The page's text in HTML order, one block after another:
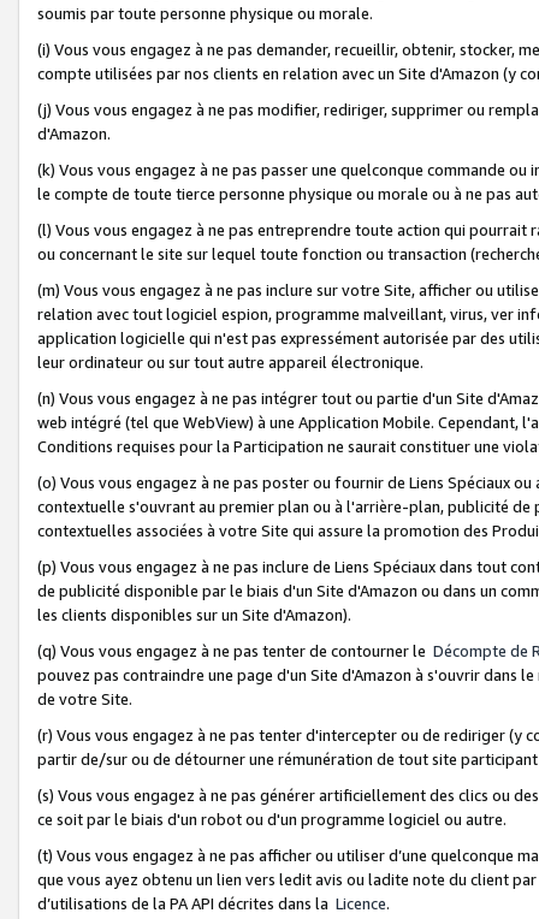
soumis par toute personne physique ou morale.
(i) Vous vous engagez à ne pas demander, recueillir, obtenir, stocker,
compte utilisées par nos clients en relation avec un Site d'Amazon (y
(j) Vous vous engagez à ne pas modifier, rediriger, supprimer ou
d'Amazon.
(k) Vous vous engagez à ne pas passer une quelconque commande
le compte de toute tierce personne physique ou morale ou à ne pas
(l) Vous vous engagez à ne pas entreprendre toute action qui
ou concernant le site sur lequel toute fonction ou transaction
(m) Vous vous engagez à ne pas inclure sur votre Site, afficher ou
relation avec tout logiciel espion, programme malveillant, virus, ver
application logicielle qui n'est pas expressément autorisée par des
leur ordinateur ou sur tout autre appareil électronique.
(n) Vous vous engagez à ne pas intégrer tout ou partie d'un Site
web intégré (tel que WebView) à une Application Mobile. Cependant,
Conditions requises pour la Participation ne saurait constituer une
(o) Vous vous engagez à ne pas poster ou fournir de Liens Spéciaux
contextuelle s'ouvrant au premier plan ou à l'arrière-plan, publicité
contextuelles associées à votre Site qui assure la promotion des
(p) Vous vous engagez à ne pas inclure de Liens Spéciaux dans tout
de publicité disponible par le biais d'un Site d'Amazon ou dans un
les clients disponibles sur un Site d'Amazon).
(q) Vous vous engagez à ne pas tenter de contourner le Décompte de
pouvez pas contraindre une page d'un Site d'Amazon à s'ouvrir dans
de votre Site.
(r) Vous vous engagez à ne pas tenter d'intercepter ou de rediriger
partir de/sur ou de détourner une rémunération de tout site
(s) Vous vous engagez à ne pas générer artificiellement des clics ou
ce soit par le biais d'un robot ou d'un programme logiciel ou autre.
(t) Vous vous engagez à ne pas afficher ou utiliser d’une quelconque
que vous ayez obtenu un lien vers ledit avis ou ladite note du client
d’utilisations de la PA API décrites dans la Licence.